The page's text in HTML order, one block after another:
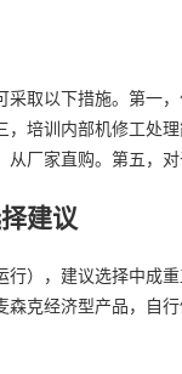
取以下措施。第一
培训内部机修工处
厂家直购。第五，
建议
），建议选择中成
克经济型产品，自